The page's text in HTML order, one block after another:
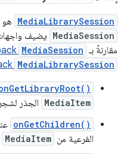
MediaLibrarySession هو
MediaSession يضيف
مقارنةً بـ MediaSession
callback
MediaLibrarySession
callback
MediaItem الجذر
onGetChildren()
الفرعية من MediaItem